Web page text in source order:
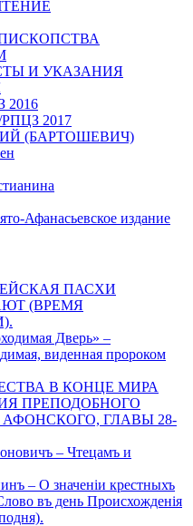
И УКАЗАНИЯ
2016
2017
(БАРТОШЕВИЧ)
Афанасьевское издание
ПАСХИ
(ВРЕМЯ
Дверь» –
виденная пророком
В КОНЦЕ МИРА
ПРЕПОДОБНОГО
ГЛАВЫ 28-
– Чтецамъ и
– О значеніи крестныхъ
въ день Происхожденія